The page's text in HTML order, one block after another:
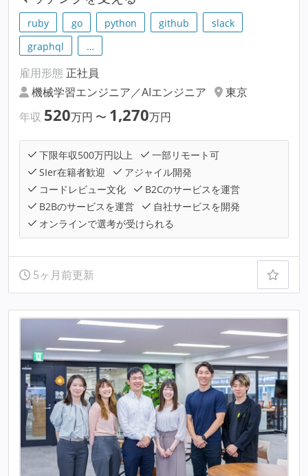
ruby go python github
slack
graphql
…
雇用形態 正社員
機械学習エンジニア／AIエンジニア
東京
年収 520万円 〜 1,270万円
下限年収500万円以上
一部リモート可
SIer在籍者歓迎
アジャイル開発
コードレビュー文化
B2Cのサービスを運営
B2Bのサービスを運営
自社サービスを開発
オンラインで選考が受けられる
5ヶ月前更新